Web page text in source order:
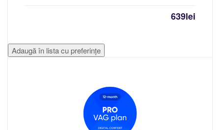
639lei
Adaugă în lista cu preferințe